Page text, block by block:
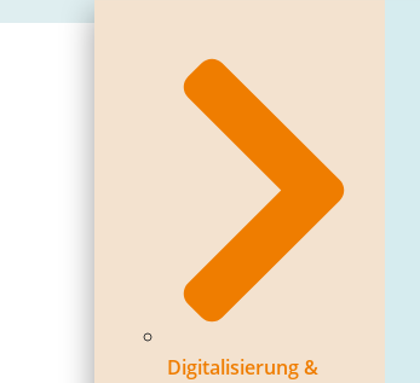
Digitalisierung &